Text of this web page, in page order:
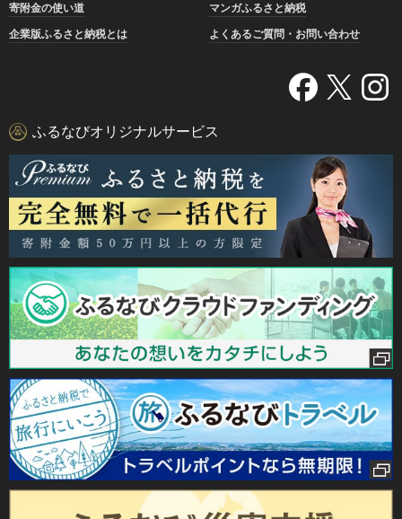
寄附金の使い道
マンガふるさと納税
企業版ふるさと納税とは
よくあるご質問・お問い合わせ
ふるなびオリジナルサービス